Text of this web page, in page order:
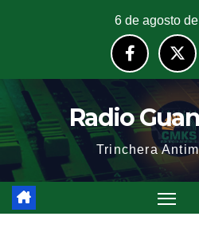
6 de agosto
Radio
Trinchera